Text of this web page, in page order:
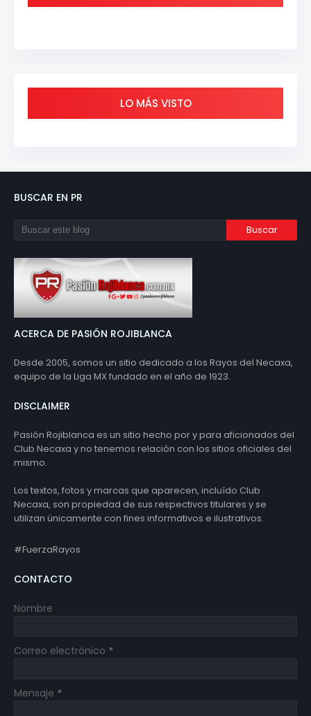
LO MÁS VISTO
BUSCAR EN PR
ACERCA DE PASIÓN ROJIBLANCA
Desde 2005, somos un sitio dedicado a los Rayos del Necaxa,
equipo de la Liga MX fundado en el año de 1923.
DISCLAIMER
Pasión Rojiblanca es un sitio hecho por y para aficionados del
Club Necaxa y no tenemos relación con los sitios oficiales del
mismo.
Los textos, fotos y marcas que aparecen, incluído Club
Necaxa, son propiedad de sus respectivos titulares y se
utilizan únicamente con fines informativos e ilustrativos.
#FuerzaRayos
CONTACTO
Nombre
Correo electrónico *
Mensaje *